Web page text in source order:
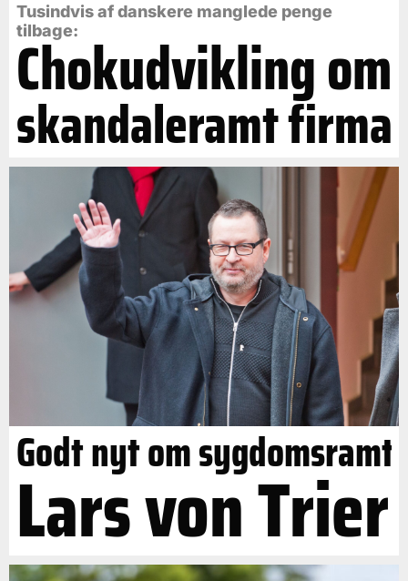
Tusindvis af danskere manglede penge
tilbage:
Chokudvikling om
skandaleramt firma
Godt nyt om sygdomsramt
Lars von Trier